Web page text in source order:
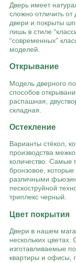
Дверь имеет
сложно отличить
двери и покрыты
лишь в стиле
“современных”
моделей.
Открывание
Модель дверного
способов
распашная,
складная.
Остекление
Варианты стёкол,
производства
количество. Cамые
бронзовое,
различными
пескоструйной
триплекс черный.
Цвет покрытия
Двери в нашем
нескольких
изготавливаемые
квартиры и офисы,